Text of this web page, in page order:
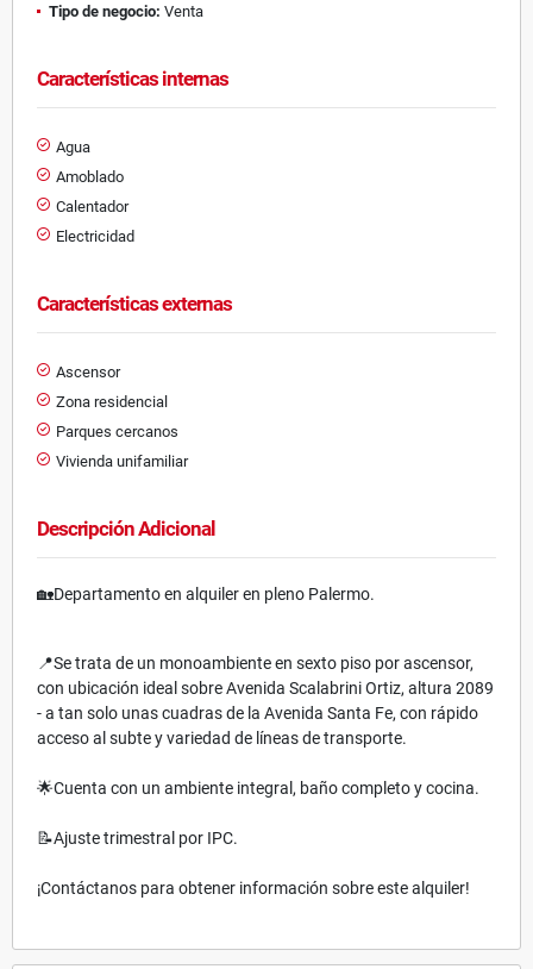
Tipo de negocio: Venta
Características internas
Agua
Amoblado
Calentador
Electricidad
Características externas
Ascensor
Zona residencial
Parques cercanos
Vivienda unifamiliar
Descripción Adicional
🏡Departamento en alquiler en pleno Palermo.
📍Se trata de un monoambiente en sexto piso por ascensor,
con ubicación ideal sobre Avenida Scalabrini Ortiz, altura 2089
- a tan solo unas cuadras de la Avenida Santa Fe, con rápido
acceso al subte y variedad de líneas de transporte.
🌟Cuenta con un ambiente integral, baño completo y cocina.
📝Ajuste trimestral por IPC.
¡Contáctanos para obtener información sobre este alquiler!